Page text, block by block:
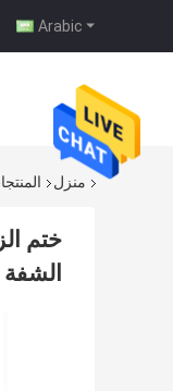
Arabic
منزل